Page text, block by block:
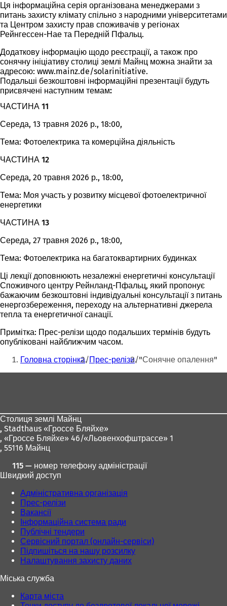
Ця інформаційна серія організована менеджерами з
питань захисту клімату спільно з народними університетами
та Центром захисту прав споживачів у регіонах
Рейнгессен-Нае та Передній Пфальц.
Додаткову інформацію щодо реєстрації, а також про
сонячну ініціативу столиці землі Майнц можна знайти за
адресою: www.mainz.de/solarinitiative.
Подальші безкоштовні інформаційні презентації будуть
присвячені наступним темам:
ЧАСТИНА 11
Середа, 13 травня 2026 р., 18:00,
Тема: Фотоелектрика та комерційна діяльність
ЧАСТИНА 12
Середа, 20 травня 2026 р., 18:00,
Тема: Моя участь у розвитку місцевої фотоелектричної
енергетики
ЧАСТИНА 13
Середа, 27 травня 2026 р., 18:00,
Тема: Фотоелектрика на багатоквартирних будинках
Ці лекції доповнюють незалежні енергетичні консультації
Споживчого центру Рейнланд-Пфальц, який пропонує
бажаючим безкоштовні індивідуальні консультації з питань
енергозбереження, переходу на альтернативні джерела
тепла та енергетичної санації.
Примітка: Прес-релізи щодо подальших термінів будуть
опубліковані найближчим часом.
Ти
тут:
Головна сторінка Прес-релізи "Сонячне опалення"
Столиця землі Майнц
, Stadthaus «Гроссе Бляйхе»
, «Гроссе Бляйхе» 46/«Льовенхофштрассе» 1
, 55116 Майнц
115 — номер телефону адміністрації
Швидкий доступ
Адміністративна організація
Прес-релізи
Вакансії
Інформаційна система ради
Публічні тендери
Сервісний портал (онлайн-сервіси)
Підпишіться на нашу розсилку
Налаштування захисту даних
Міська служба
Карта міста